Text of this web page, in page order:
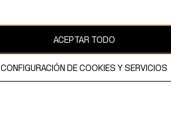
ACEPTAR TODO
CONFIGURACIÓN DE COOKIES Y SERVICIOS